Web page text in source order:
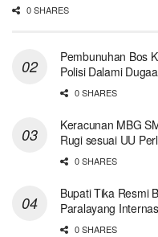
0 SHARES
Pembunuhan Bos
Polisi Dalami
0 SHARES
Keracunan MBG
Rugi sesuai UU
0 SHARES
Bupati Tika Resmi
Paralayang
0 SHARES